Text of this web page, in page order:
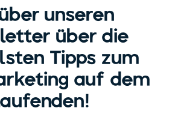
unseren
über die
Tipps zum
auf dem